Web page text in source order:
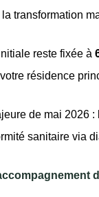
transformation
reste fixée à
résidence
de mai 2026 :
sanitaire via